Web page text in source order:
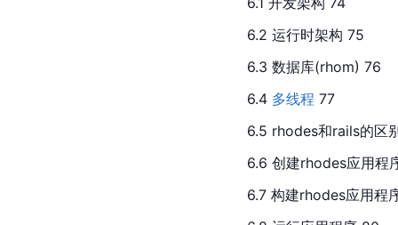
6.2 运行时架构 75
6.3 数据库(rhom) 76
6.4 多线程 77
6.5 rhodes和rails的区
6.6 创建rhodes应用程
6.7 构建rhodes应用程